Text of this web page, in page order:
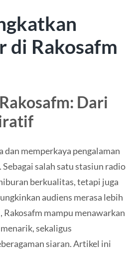
di Rakosafm
Dari
dan memperkaya pengalaman
salah satu stasiun radio
berkualitas, tetapi juga
audiens merasa lebih
mampu menawarkan
sekaligus
siaran. Artikel ini